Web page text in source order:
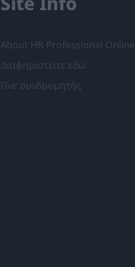
About HR Professional Online
Διαφημιστείτε εδώ
Γίνε συνδρομητής